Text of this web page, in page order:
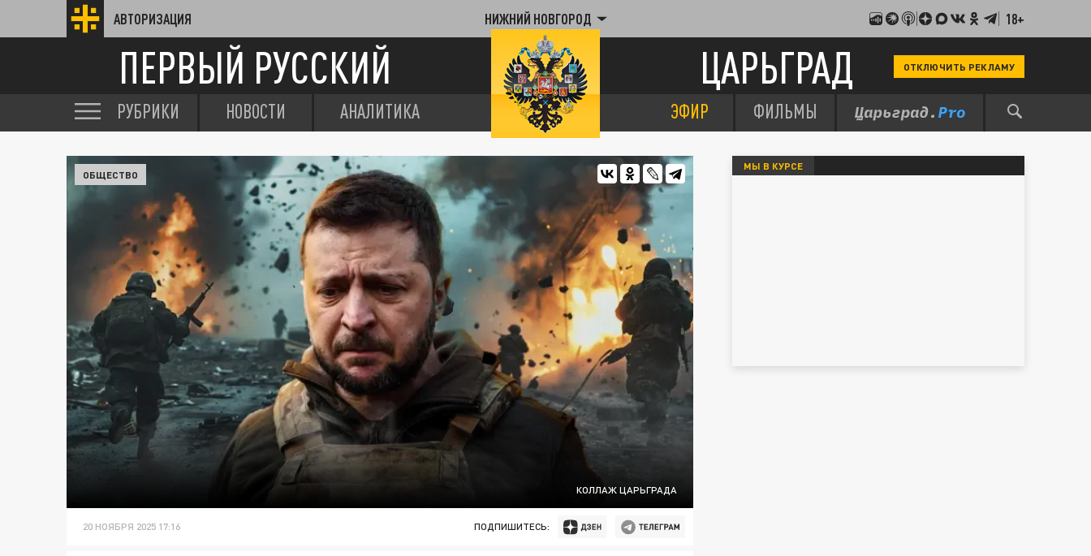
АВТОРИЗАЦИЯ НИЖНИЙ НОВГОРОД 18+
ПЕРВЫЙ РУССКИЙ ЦАРЬГРАД ОТКЛЮЧИТЬ РЕКЛАМУ
РУБРИКИ НОВОСТИ АНАЛИТИКА ЭФИР ФИЛЬМЫ
КОЛЛАЖ ЦАРЬГРАДА
ОБЩЕСТВО
20 НОЯБРЯ 2025 17:16 ПОДПИШИТЕСЬ:
МЫ В КУРСЕ